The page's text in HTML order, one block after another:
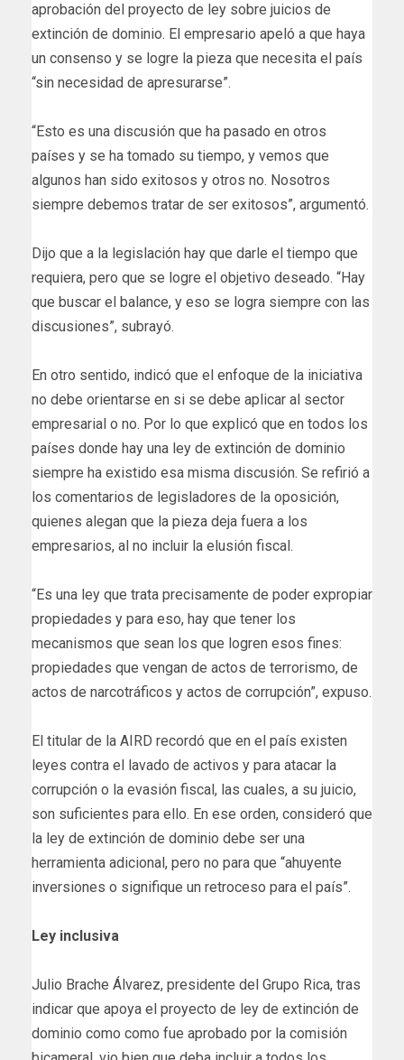
aprobación del proyecto de ley sobre juicios de
extinción de dominio. El empresario apeló a que haya
un consenso y se logre la pieza que necesita el país
“sin necesidad de apresurarse”.
“Esto es una discusión que ha pasado en otros
países y se ha tomado su tiempo, y vemos que
algunos han sido exitosos y otros no. Nosotros
siempre debemos tratar de ser exitosos”, argumentó.
Dijo que a la legislación hay que darle el tiempo que
requiera, pero que se logre el objetivo deseado. “Hay
que buscar el balance, y eso se logra siempre con las
discusiones”, subrayó.
En otro sentido, indicó que el enfoque de la iniciativa
no debe orientarse en si se debe aplicar al sector
empresarial o no. Por lo que explicó que en todos los
países donde hay una ley de extinción de dominio
siempre ha existido esa misma discusión. Se refirió a
los comentarios de legisladores de la oposición,
quienes alegan que la pieza deja fuera a los
empresarios, al no incluir la elusión fiscal.
“Es una ley que trata precisamente de poder expropiar
propiedades y para eso, hay que tener los
mecanismos que sean los que logren esos fines:
propiedades que vengan de actos de terrorismo, de
actos de narcotráficos y actos de corrupción”, expuso.
El titular de la AIRD recordó que en el país existen
leyes contra el lavado de activos y para atacar la
corrupción o la evasión fiscal, las cuales, a su juicio,
son suficientes para ello. En ese orden, consideró que
la ley de extinción de dominio debe ser una
herramienta adicional, pero no para que “ahuyente
inversiones o signifique un retroceso para el país”.
Ley inclusiva
Julio Brache Álvarez, presidente del Grupo Rica, tras
indicar que apoya el proyecto de ley de extinción de
dominio como como fue aprobado por la comisión